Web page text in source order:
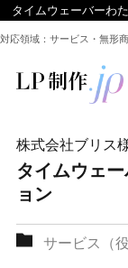
株式会社ブリス
タイムウェ
ョン
サービス（役